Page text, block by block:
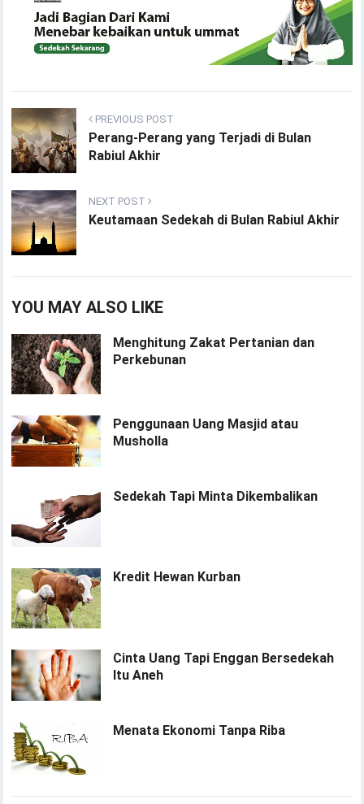
PREVIOUS POST
Perang-Perang yang Terjadi di Bulan
Rabiul Akhir
NEXT POST
Keutamaan Sedekah di Bulan Rabiul Akhir
YOU MAY ALSO LIKE
Menghitung Zakat Pertanian dan
Perkebunan
Penggunaan Uang Masjid atau
Musholla
Sedekah Tapi Minta Dikembalikan
Kredit Hewan Kurban
Cinta Uang Tapi Enggan Bersedekah
Itu Aneh
Menata Ekonomi Tanpa Riba